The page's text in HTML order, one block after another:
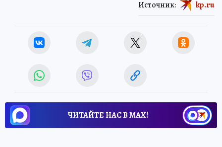
Источник: kp.ru
ЧИТАЙТЕ НАС В МАХ!